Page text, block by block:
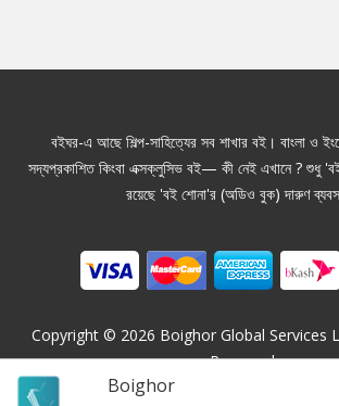
Boighor
বইঘর-এ আছে শিল্প-সাহিত্যের সব শাখার বই। বাংলা ও
সদ্যপ্রকাশিত কিংবা এক্সক্লুসিভ বই— কী নেই এখানে ? শুধু
রয়েছে 'বই শোনা'র (অডিও বুক) দারুণ
Copyright © 2026 Boighor Global Services
Reserved.